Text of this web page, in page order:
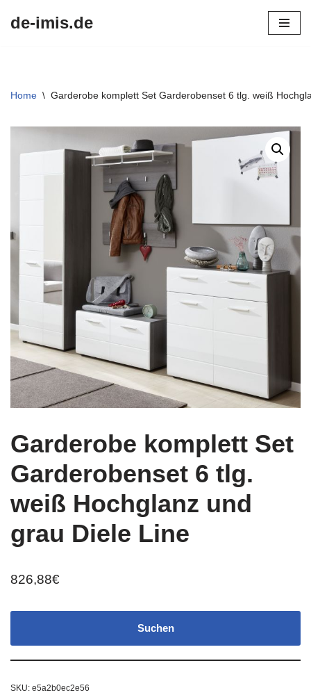
de-imis.de
Home \ Garderobe komplett Set Garderobenset 6 tlg. weiß
Garderobe komplett Set
Garderobenset 6 tlg.
weiß Hochglanz und
grau Diele Line
826,88€
Suchen
SKU: e5a2b0ec2e56